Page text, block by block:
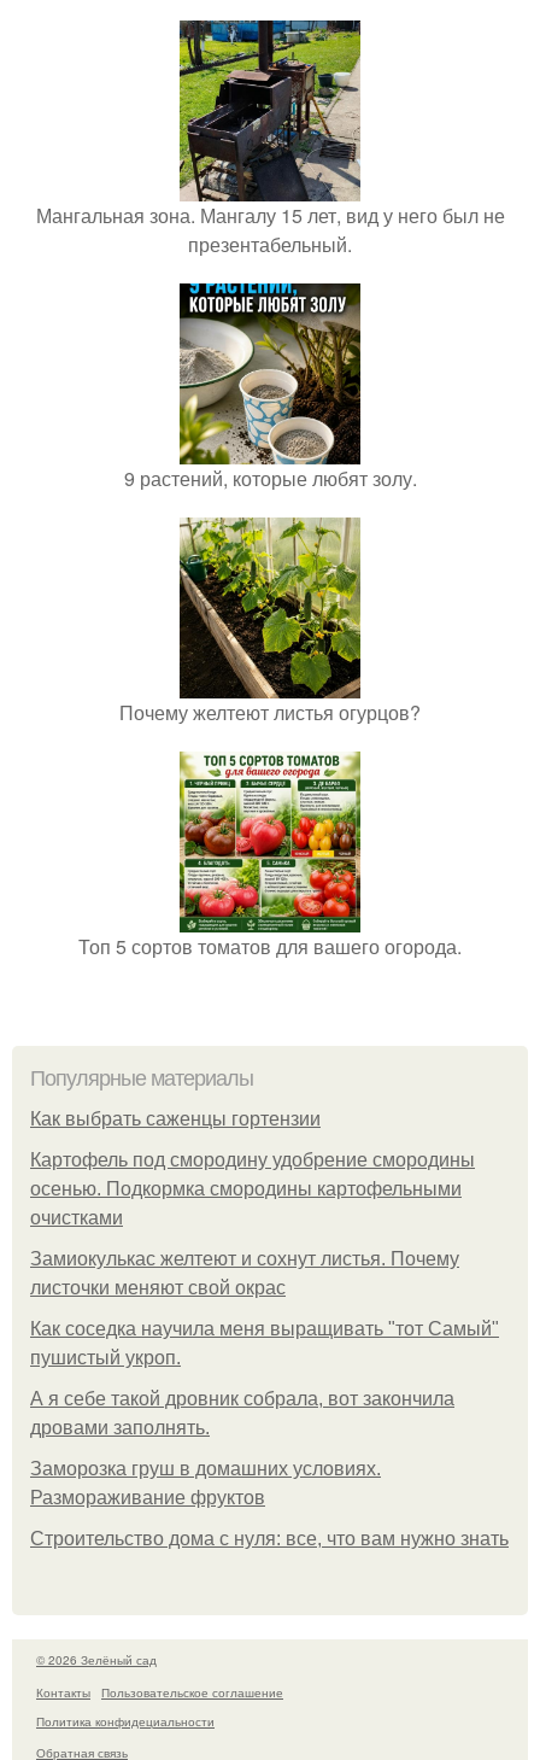
Мангальная зона. Мангалу 15 лет, вид у него был не
презентабельный.
9 растений, которые любят золу.
Почему желтеют листья огурцов?
Топ 5 сортов томатов для вашего огорода.
Популярные материалы
Как выбрать саженцы гортензии
Картофель под смородину удобрение смородины
осенью. Подкормка смородины картофельными
очистками
Замиокулькас желтеют и сохнут листья. Почему
листочки меняют свой окрас
Как соседка научила меня выращивать "тот Самый"
пушистый укроп.
А я себе такой дровник собрала, вот закончила
дровами заполнять.
Заморозка груш в домашних условиях.
Размораживание фруктов
Строительство дома с нуля: все, что вам нужно знать
© 2026 Зелёный сад
Контакты
Пользовательское соглашение
Политика конфидециальности
Обратная связь